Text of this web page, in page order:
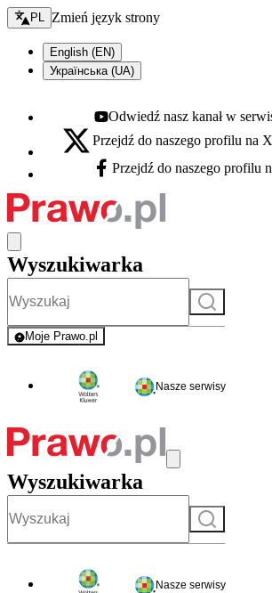
Zmień język - bieżący:
PL Zmień język strony
English (EN)
Українська (UA)
Youtube - otwiera się w nowej karcie
Odwiedź nasz kanał w
X - otwiera się w nowej karcie
Przejdź do naszego profilu na
Facebook - otwiera się w nowej karcie
Przejdź do naszego profilu
Wyszukiwarka
Szukaj
Moje Prawo.pl
- rejestracja i logowanie do serwisu
Nasze serwisy
Wyszukiwarka
Szukaj
Nasze serwisy